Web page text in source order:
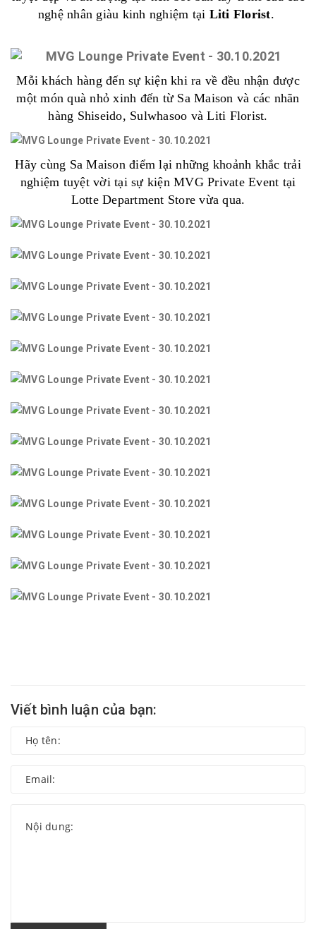
nghệ nhân giàu kinh nghiệm tại Liti Florist.
Mỗi khách hàng đến sự kiện khi ra về đều nhận được
một món quà nhỏ xinh đến từ Sa Maison và các nhãn
hàng Shiseido, Sulwhasoo và Liti Florist.
Hãy cùng Sa Maison điểm lại những khoảnh khắc trải
nghiệm tuyệt vời tại sự kiện MVG Private Event tại
Lotte Department Store vừa qua.
Viết bình luận của bạn: